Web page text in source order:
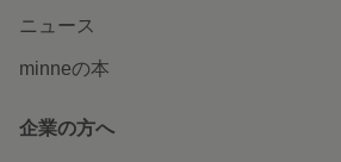
ニュース
minneの本
企業の方へ